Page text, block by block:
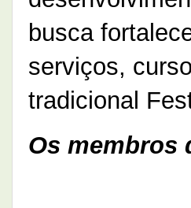
busca
serviços,
tradicional
Os membros